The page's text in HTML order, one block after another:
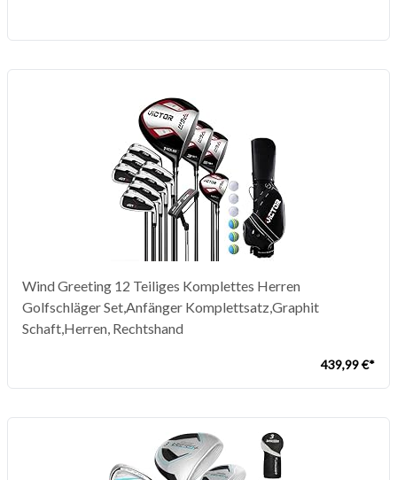
Wind Greeting 12 Teiliges Komplettes Herren
Golfschläger Set,Anfänger Komplettsatz,Graphit
Schaft,Herren, Rechtshand
439,99 €*